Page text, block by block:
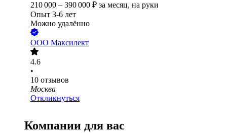
210 000 – 390 000 ₽ за месяц, на руки
Опыт 3-6 лет
Можно удалённо
ООО Максилект
4.6
•
10 отзывов
Москва
Откликнуться
Компании для вас